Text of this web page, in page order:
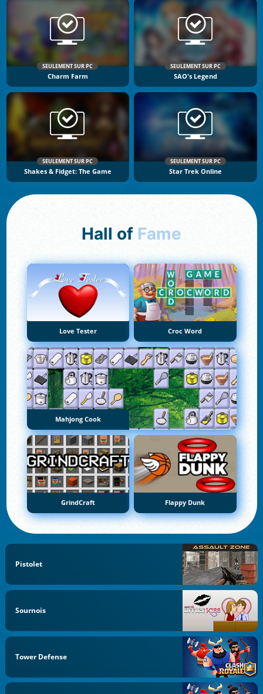
SEULEMENT SUR PC
Charm Farm
SEULEMENT SUR PC
SAO's Legend
SEULEMENT SUR PC
Shakes & Fidget: The Game
SEULEMENT SUR PC
Star Trek Online
Hall of Fame
Love Tester Croc Word
Mahjong Cook
GrindCraft Flappy Dunk
Pistolet
Sournois
Tower Defense